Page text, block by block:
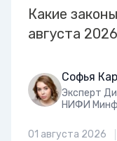
Какие
августа
Софья
Эксперт
НИФИ
01 августа 2026